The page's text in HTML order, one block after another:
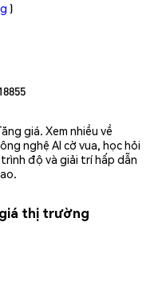
)
giá. Xem nhiều về
nghệ AI cờ vua, học hỏi
độ và giải trí hấp dẫn
thị trường